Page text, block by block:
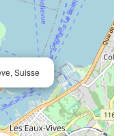
Suisse